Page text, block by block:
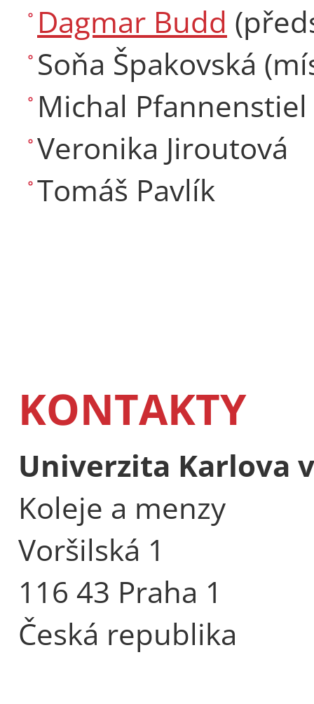
Dagmar Budd
Soňa Špakovská
Michal Pfannenstiel
Veronika Jiroutová
Tomáš Pavlík
KONTAKTY
Univerzita Karlova
Koleje a menzy
Voršilská 1
116 43 Praha 1
Česká republika